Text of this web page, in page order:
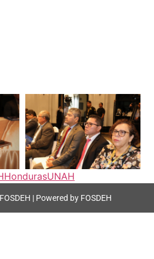
HondurasUNAH
| Powered by FOSDEH